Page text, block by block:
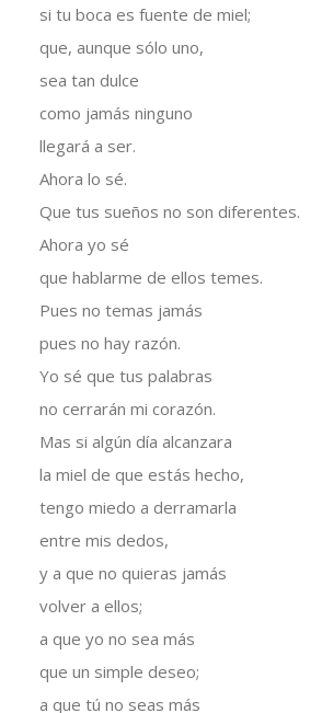
si tu boca es fuente de miel;
que, aunque sólo uno,
sea tan dulce
como jamás ninguno
llegará a ser.
Ahora lo sé.
Que tus sueños no son diferentes.
Ahora yo sé
que hablarme de ellos temes.
Pues no temas jamás
pues no hay razón.
Yo sé que tus palabras
no cerrarán mi corazón.
Mas si algún día alcanzara
la miel de que estás hecho,
tengo miedo a derramarla
entre mis dedos,
y a que no quieras jamás
volver a ellos;
a que yo no sea más
que un simple deseo;
a que tú no seas más